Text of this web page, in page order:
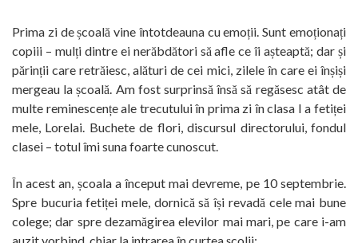
Prima zi de școală vine întotdeauna cu emoții. Sunt emoționați
copiii – mulți dintre ei nerăbdători să afle ce îi așteaptă; dar și
părinții care retrăiesc, alături de cei mici, zilele în care ei înșiși
mergeau la școală. Am fost surprinsă însă să regăsesc atât de
multe reminescențe ale trecutului în prima zi în clasa I a fetiței
mele, Lorelai. Buchete de flori, discursul directorului, fondul
clasei – totul îmi suna foarte cunoscut.
În acest an, școala a început mai devreme, pe 10 septembrie.
Spre bucuria fetiței mele, dornică să își revadă cele mai bune
colege; dar spre dezamăgirea elevilor mai mari, pe care i-am